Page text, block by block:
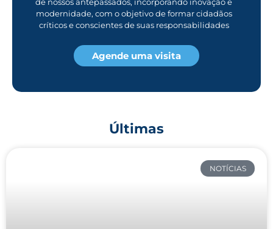
de nossos antepassados, incorporando inovação e
modernidade, com o objetivo de formar cidadãos
críticos e conscientes de suas responsabilidades
Agende uma visita
Últimas
NOTÍCIAS